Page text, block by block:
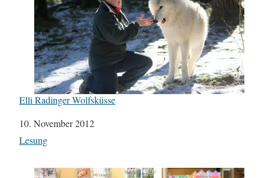
Elli Radinger Wolfsküsse
Datum
10. November 2012
In Bezug auf
Lesung